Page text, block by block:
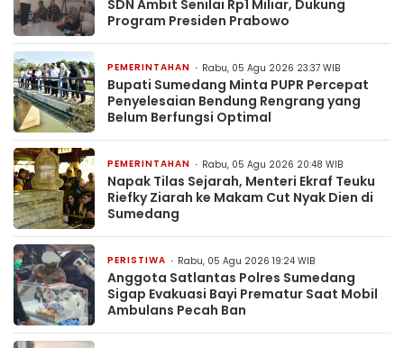
SDN Ambit Senilai Rp1 Miliar, Dukung
Program Presiden Prabowo
PEMERINTAHAN Rabu, 05 Agu 2026 23:37 WIB
Bupati Sumedang Minta PUPR Percepat
Penyelesaian Bendung Rengrang yang
Belum Berfungsi Optimal
PEMERINTAHAN Rabu, 05 Agu 2026 20:48 WIB
Napak Tilas Sejarah, Menteri Ekraf Teuku
Riefky Ziarah ke Makam Cut Nyak Dien di
Sumedang
PERISTIWA Rabu, 05 Agu 2026 19:24 WIB
Anggota Satlantas Polres Sumedang
Sigap Evakuasi Bayi Prematur Saat Mobil
Ambulans Pecah Ban